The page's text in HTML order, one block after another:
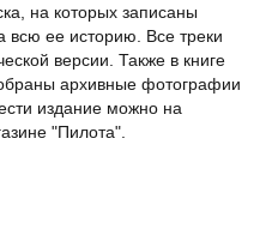
на которых записаны
всю ее историю. Все треки
версии. Также в книге
архивные фотографии
издание можно на
"Пилота".